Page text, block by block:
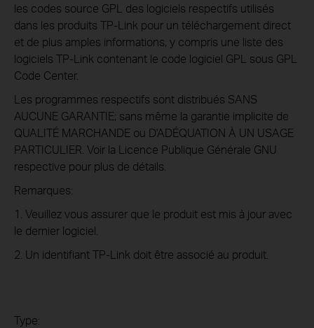
les codes source GPL des logiciels respectifs utilisés
dans les produits TP-Link pour un téléchargement direct
et de plus amples informations, y compris une liste des
logiciels TP-Link contenant le code logiciel GPL sous GPL
Code Center.
Les programmes respectifs sont distribués SANS
AUCUNE GARANTIE; sans même la garantie implicite de
QUALITÉ MARCHANDE ou D'ADÉQUATION À UN USAGE
PARTICULIER. Voir la Licence Publique Générale GNU
respective pour plus de détails.
Remarques:
1. Veuillez vous assurer que le produit est mis à jour avec
le dernier logiciel.
2. Un identifiant TP-Link doit être associé au produit.
Type: